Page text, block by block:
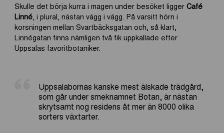
Skulle det börja kurra i magen under besöket liggerCafé
Linné, i plural, nästan vägg i vägg. På varsitt hörn i
korsningen mellan Svartbäcksgatan och, så klart,
Linnégatan finns nämligen två fik uppkallade efter
Uppsalas favoritbotaniker.
Uppsalabornas kanske mest älskade trädgård,
som går under smeknamnet Botan, är nästan
skrytsamt nog residens åt mer än 8000 olika
sorters växtarter.